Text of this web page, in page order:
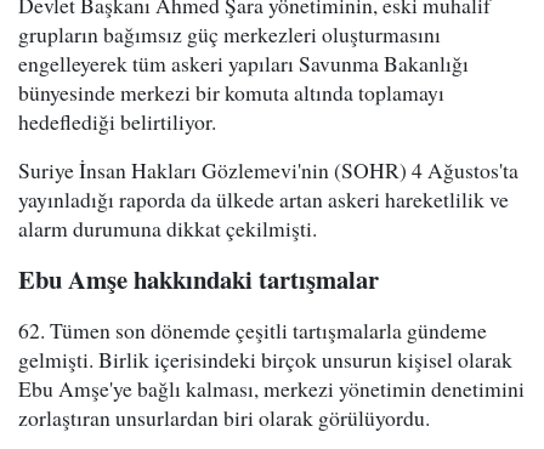
grupların bağımsız güç merkezleri oluşturmasını
engelleyerek tüm askeri yapıları Savunma Bakanlığı
bünyesinde merkezi bir komuta altında toplamayı
hedeflediği belirtiliyor.
Suriye İnsan Hakları Gözlemevi'nin (SOHR) 4 Ağustos'ta
yayınladığı raporda da ülkede artan askeri hareketlilik ve
alarm durumuna dikkat çekilmişti.
Ebu Amşe hakkındaki tartışmalar
62. Tümen son dönemde çeşitli tartışmalarla gündeme
gelmişti. Birlik içerisindeki birçok unsurun kişisel olarak
Ebu Amşe'ye bağlı kalması, merkezi yönetimin denetimini
zorlaştıran unsurlardan biri olarak görülüyordu.